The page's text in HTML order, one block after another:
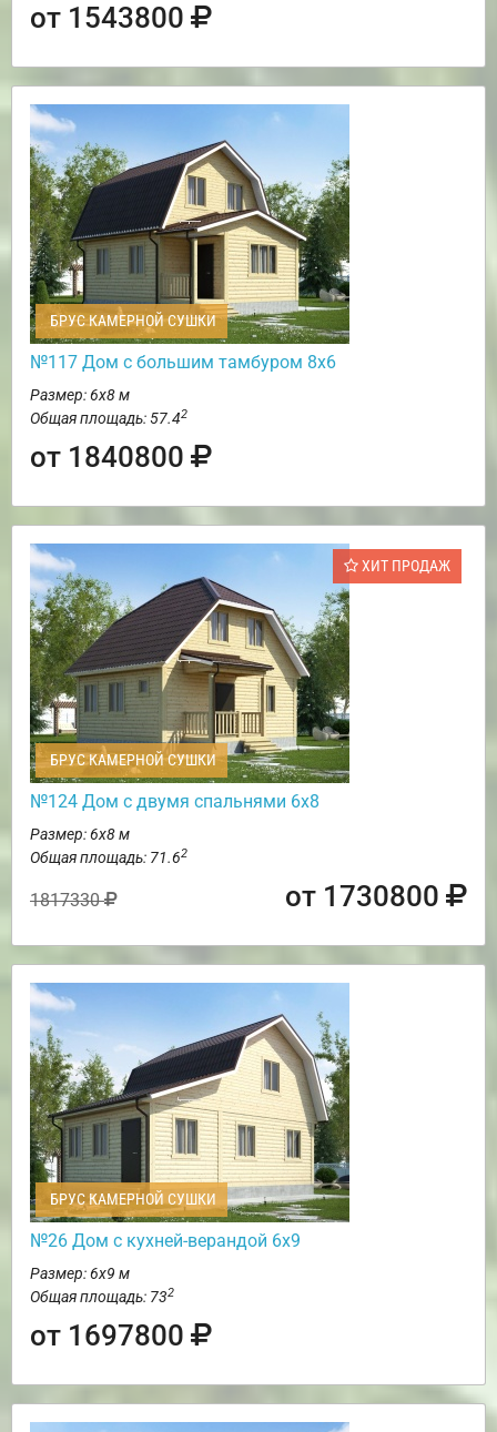
от 1543800
БРУС КАМЕРНОЙ СУШКИ
№117 Дом с большим тамбуром 8х6
Размер: 6х8 м
Общая площадь: 57.42
от 1840800
ХИТ ПРОДАЖ
БРУС КАМЕРНОЙ СУШКИ
№124 Дом с двумя спальнями 6х8
Размер: 6х8 м
Общая площадь: 71.62
1817330 от 1730800
БРУС КАМЕРНОЙ СУШКИ
№26 Дом с кухней-верандой 6х9
Размер: 6х9 м
Общая площадь: 732
от 1697800